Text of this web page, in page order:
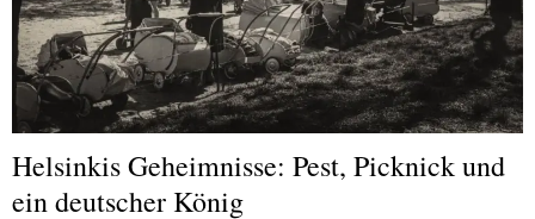
Helsinkis Geheimnisse: Pest, Picknick und
ein deutscher König